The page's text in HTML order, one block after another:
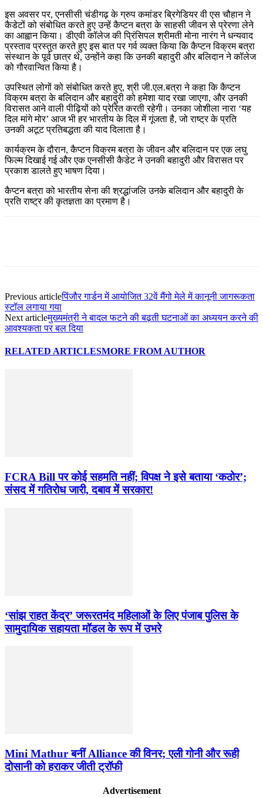
इस अवसर पर, एनसीसी चंडीगढ़ के ग्रुप कमांडर ब्रिगेडियर वी एस चौहान ने
कैडेटों को संबोधित करते हुए उन्हें कैप्टन बत्रा के साहसी जीवन से प्रेरणा लेने
का आह्वान किया। डीएवी कॉलेज की प्रिंसिपल श्रीमती मोना नारंग ने धन्यवाद
प्रस्ताव प्रस्तुत करते हुए इस बात पर गर्व व्यक्त किया कि कैप्टन विक्रम बत्रा
संस्थान के पूर्व छात्र थे, उन्होंने कहा कि उनकी बहादुरी और बलिदान ने कॉलेज
को गौरवान्वित किया है।
उपस्थित लोगों को संबोधित करते हुए, श्री जी.एल.बत्रा ने कहा कि कैप्टन
विक्रम बत्रा के बलिदान और बहादुरी को हमेशा याद रखा जाएगा, और उनकी
विरासत आने वाली पीढ़ियों को प्रेरित करती रहेगी। उनका जोशीला नारा ‘यह
दिल मांगे मोर’ आज भी हर भारतीय के दिल में गूंजता है, जो राष्ट्र के प्रति
उनकी अटूट प्रतिबद्धता की याद दिलाता है।
कार्यक्रम के दौरान, कैप्टन विक्रम बत्रा के जीवन और बलिदान पर एक लघु
फिल्म दिखाई गई और एक एनसीसी कैडेट ने उनकी बहादुरी और विरासत पर
प्रकाश डालते हुए भाषण दिया।
कैप्टन बत्रा को भारतीय सेना की श्रद्धांजलि उनके बलिदान और बहादुरी के
प्रति राष्ट्र की कृतज्ञता का प्रमाण है।
Previous articleपिंजौर गार्डन में आयोजित 32वें मैंगो मेले में कानूनी जागरूकता
स्टॉल लगाया गया
Next articleमुख्यमंत्री ने बादल फटने की बढ़ती घटनाओं का अध्ययन करने की
आवश्यकता पर बल दिया
RELATED ARTICLESMORE FROM AUTHOR
FCRA Bill पर कोई सहमति नहीं; विपक्ष ने इसे बताया ‘कठोर’;
संसद में गतिरोध जारी, दबाव में सरकार!
‘सांझ राहत केंद्र’ जरूरतमंद महिलाओं के लिए पंजाब पुलिस के
सामुदायिक सहायता मॉडल के रूप में उभरे
Mini Mathur बनीं Alliance की विनर; एली गोनी और रूही
दोसानी को हराकर जीती ट्रॉफी
Advertisement